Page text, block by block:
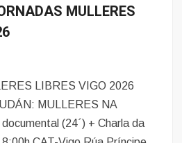
MULLERES
LIBRES VIGO 2026
MULLERES NA
(24´) + Charla da